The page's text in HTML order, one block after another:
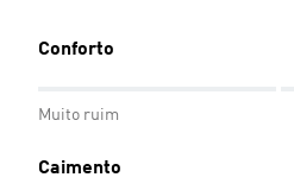
Conforto
Muito ruim
Caimento